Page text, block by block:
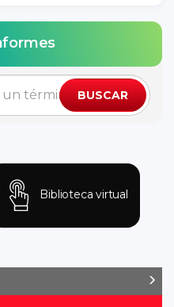
BUSCAR
Biblioteca virtual